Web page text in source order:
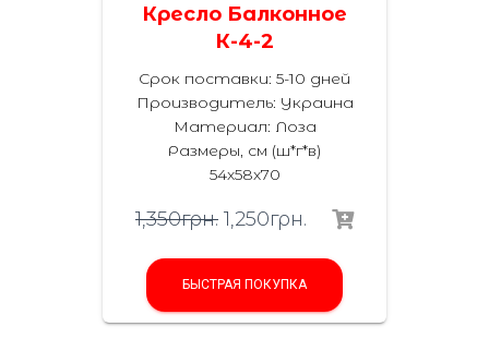
Кресло Балконное
К-4-2
Срок поставки: 5-10 дней
Производитель: Украина
Материал: Лоза
Размеры, см (ш*г*в)
54х58х70
1,350грн. 1,250грн.
БЫСТРАЯ ПОКУПКА